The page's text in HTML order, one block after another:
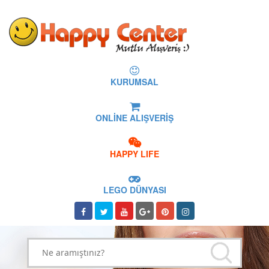
KURUMSAL
ONLİNE ALIŞVERİŞ
HAPPY LIFE
LEGO DÜNYASI